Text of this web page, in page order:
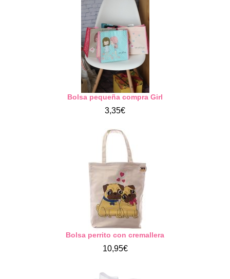
Bolsa pequeña compra Girl
3,35€
Bolsa perrito con cremallera
10,95€